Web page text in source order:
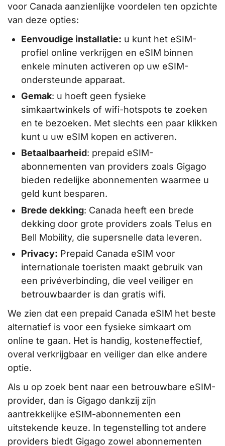
voor Canada aanzienlijke voordelen ten opzichte
van deze opties:
Eenvoudige installatie: u kunt het eSIM-
profiel online verkrijgen en eSIM binnen
enkele minuten activeren op uw eSIM-
ondersteunde apparaat.
Gemak: u hoeft geen fysieke
simkaartwinkels of wifi-hotspots te zoeken
en te bezoeken. Met slechts een paar klikken
kunt u uw eSIM kopen en activeren.
Betaalbaarheid: prepaid eSIM-
abonnementen van providers zoals Gigago
bieden redelijke abonnementen waarmee u
geld kunt besparen.
Brede dekking: Canada heeft een brede
dekking door grote providers zoals Telus en
Bell Mobility, die supersnelle data leveren.
Privacy: Prepaid Canada eSIM voor
internationale toeristen maakt gebruik van
een privéverbinding, die veel veiliger en
betrouwbaarder is dan gratis wifi.
We zien dat een prepaid Canada eSIM het beste
alternatief is voor een fysieke simkaart om
online te gaan. Het is handig, kosteneffectief,
overal verkrijgbaar en veiliger dan elke andere
optie.
Als u op zoek bent naar een betrouwbare eSIM-
provider, dan is Gigago dankzij zijn
aantrekkelijke eSIM-abonnementen een
uitstekende keuze. In tegenstelling tot andere
providers biedt Gigago zowel abonnementen